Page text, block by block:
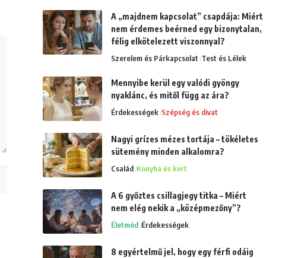
A „majdnem kapcsolat” csapdája: Miért
nem érdemes beérned egy bizonytalan,
félig elkötelezett viszonnyal?
Szerelem és Párkapcsolat Test és Lélek
Mennyibe kerül egy valódi gyöngy
nyaklánc, és mitől függ az ára?
Érdekességek Szépség és divat
Nagyi grízes mézes tortája – tökéletes
sütemény minden alkalomra?
Család Konyha és kert
A 6 győztes csillagjegy titka – Miért
nem elég nekik a „középmezőny”?
Életmód Érdekességek
8 egyértelmű jel, hogy egy férfi odáig